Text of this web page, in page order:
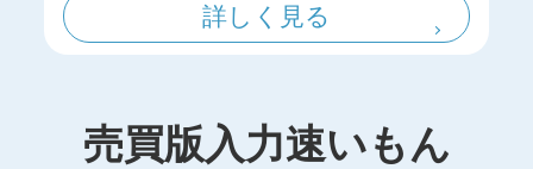
詳しく見る
売買版入力速いもん